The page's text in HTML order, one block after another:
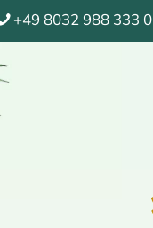
+49 8032 988 333 0